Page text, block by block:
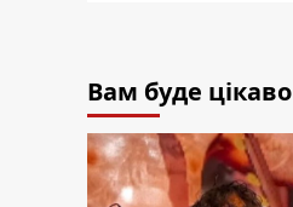
Вам буде цікаво